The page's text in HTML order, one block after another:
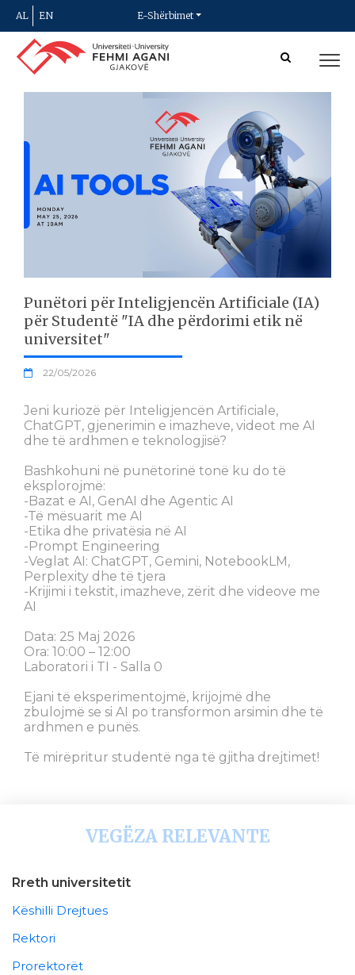
AL EN E-Shërbimet
Punëtori për Inteligjencën Artificiale (IA)
për Studentë "IA dhe përdorimi etik në
universitet"
22/05/2026
Jeni kuriozë për Inteligjencën Artificiale,
ChatGPT, gjenerimin e imazheve, videot me AI
dhe të ardhmen e teknologjisë?
Bashkohuni në punëtorinë tonë ku do të
eksplorojmë:
-Bazat e AI, GenAI dhe Agentic AI
-Të mësuarit me AI
-Etika dhe privatësia në AI
-Prompt Engineering
-Veglat AI: ChatGPT, Gemini, NotebookLM,
Perplexity dhe të tjera
-Krijimi i tekstit, imazheve, zërit dhe videove me
AI
Data: 25 Maj 2026
Ora: 10:00 – 12:00
Laboratori i TI - Salla 0
Ejani të eksperimentojmë, krijojmë dhe
zbulojmë se si AI po transformon arsimin dhe të
ardhmen e punës.
Të mirëpritur studentë nga të gjitha drejtimet!
VEGËZA RELEVANTE
Rreth universitetit
Këshilli Drejtues
Rektori
Prorektorët